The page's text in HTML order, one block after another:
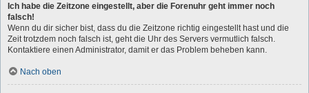
Ich habe die Zeitzone eingestellt, aber die Forenuhr geht immer noch
falsch!
Wenn du dir sicher bist, dass du die Zeitzone richtig eingestellt hast und die
Zeit trotzdem noch falsch ist, geht die Uhr des Servers vermutlich falsch.
Kontaktiere einen Administrator, damit er das Problem beheben kann.
Nach oben